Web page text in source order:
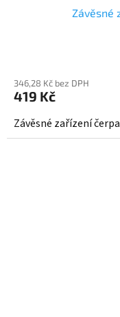
Závěsné
346,28 Kč bez DPH
419 Kč
Závěsné zařízení